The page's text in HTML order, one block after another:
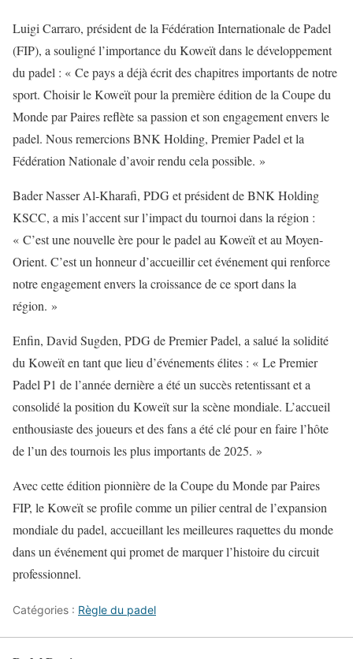
Luigi Carraro, président de la Fédération Internationale de Padel
(FIP), a souligné l’importance du Koweït dans le développement
du padel : « Ce pays a déjà écrit des chapitres importants de notre
sport. Choisir le Koweït pour la première édition de la Coupe du
Monde par Paires reflète sa passion et son engagement envers le
padel. Nous remercions BNK Holding, Premier Padel et la
Fédération Nationale d’avoir rendu cela possible. »
Bader Nasser Al-Kharafi, PDG et président de BNK Holding
KSCC, a mis l’accent sur l’impact du tournoi dans la région :
« C’est une nouvelle ère pour le padel au Koweït et au Moyen-
Orient. C’est un honneur d’accueillir cet événement qui renforce
notre engagement envers la croissance de ce sport dans la
région. »
Enfin, David Sugden, PDG de Premier Padel, a salué la solidité
du Koweït en tant que lieu d’événements élites : « Le Premier
Padel P1 de l’année dernière a été un succès retentissant et a
consolidé la position du Koweït sur la scène mondiale. L’accueil
enthousiaste des joueurs et des fans a été clé pour en faire l’hôte
de l’un des tournois les plus importants de 2025. »
Avec cette édition pionnière de la Coupe du Monde par Paires
FIP, le Koweït se profile comme un pilier central de l’expansion
mondiale du padel, accueillant les meilleures raquettes du monde
dans un événement qui promet de marquer l’histoire du circuit
professionnel.
Catégories : Règle du padel